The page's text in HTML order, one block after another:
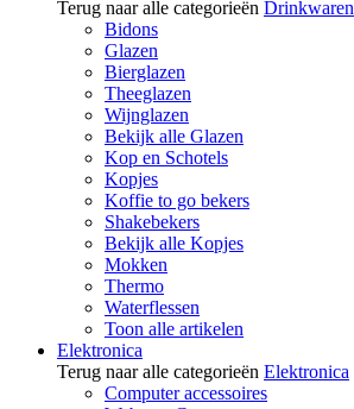
Terug naar alle categorieën Drinkwaren
Bidons
Glazen
Bierglazen
Theeglazen
Wijnglazen
Bekijk alle Glazen
Kop en Schotels
Kopjes
Koffie to go bekers
Shakebekers
Bekijk alle Kopjes
Mokken
Thermo
Waterflessen
Toon alle artikelen
Elektronica
Terug naar alle categorieën Elektronica
Computer accessoires